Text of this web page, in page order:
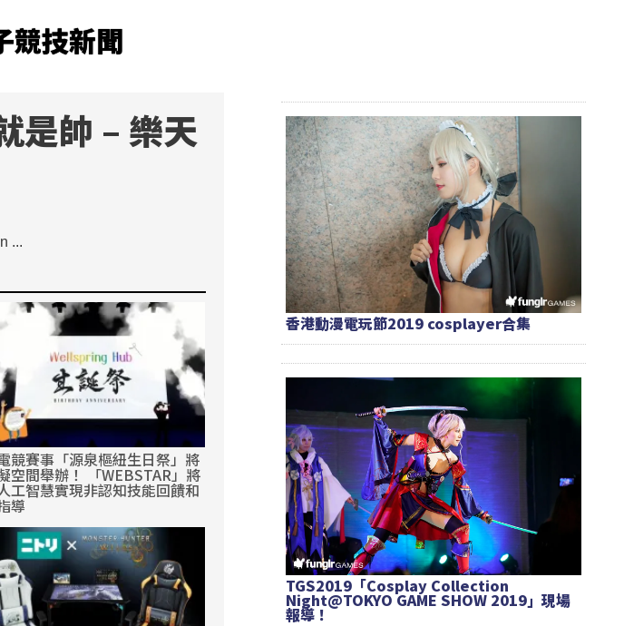
競技新聞
是帥 – 樂天
...
競賽事「源泉樞紐生日祭」將
空間舉辦！ 「WEBSTAR」將
工智慧實現非認知技能回饋和
導
香港動漫電玩節2019 cosplayer合集
TGS2019「Cosplay Collection
Night@TOKYO GAME SHOW 2019」現場
報導！